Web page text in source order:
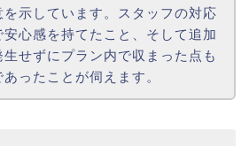
を示しています。スタッフの対応
安心感を持てたこと、そして追加
生せずにプラン内で収まった点も
ったことが伺えます。